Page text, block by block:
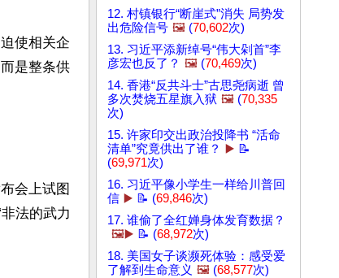
使相关企
是整条供
会上试图
法的武力
12. 村镇银行“断崖式”消失 局势发
出危险信号 🖼️ (70,602次)
13. 习近平添新绰号“伟大剁首”李
彦宏也反了？ 🖼️ (70,469次)
14. 香港“反共斗士”古思尧病逝 曾
多次焚烧五星旗入狱 🖼️ (70,335
次)
15. 许家印交出政治投降书 “活命
清单”究竟供出了谁？
▶️ 📝
(69,971次)
16. 习近平像小学生一样给川普回
信 ▶️ 📝 (69,846次)
17. 谁偷了全红婵身体发育数据？
🖼️▶️ 📝 (68,972次)
18. 美国女子谈濒死体验：感受爱
了解到生命意义 🖼️ (68,577次)